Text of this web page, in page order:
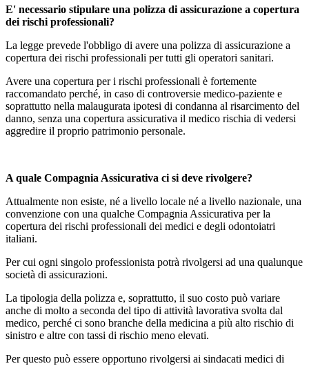
E' necessario stipulare una polizza di assicurazione a copertura
dei rischi professionali?
La legge prevede l'obbligo di avere una polizza di assicurazione a
copertura dei rischi professionali per tutti gli operatori sanitari.
Avere una copertura per i rischi professionali è fortemente
raccomandato perché, in caso di controversie medico-paziente e
soprattutto nella malaugurata ipotesi di condanna al risarcimento del
danno, senza una copertura assicurativa il medico rischia di vedersi
aggredire il proprio patrimonio personale.
A quale Compagnia Assicurativa ci si deve rivolgere?
Attualmente non esiste, né a livello locale né a livello nazionale, una
convenzione con una qualche Compagnia Assicurativa per la
copertura dei rischi professionali dei medici e degli odontoiatri
italiani.
Per cui ogni singolo professionista potrà rivolgersi ad una qualunque
società di assicurazioni.
La tipologia della polizza e, soprattutto, il suo costo può variare
anche di molto a seconda del tipo di attività lavorativa svolta dal
medico, perché ci sono branche della medicina a più alto rischio di
sinistro e altre con tassi di rischio meno elevati.
Per questo può essere opportuno rivolgersi ai sindacati medici di